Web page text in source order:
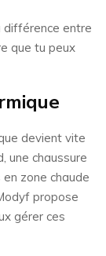
différence entre
que tu peux
devient vite
une chaussure
zone chaude
propose
gérer ces